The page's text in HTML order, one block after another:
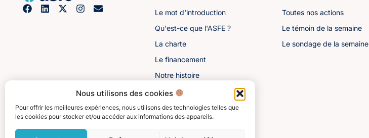
Nous utilisons des cookies
Pour offrir les meilleures expériences, nous utilisons des technologies telles que
les cookies pour stocker et/ou accéder aux informations des appareils.
Le mot d'introduction
Qu'est-ce que l'ASFE ?
La charte
Le financement
Notre histoire
Les sénateurs
Toutes nos actions
Le témoin de la semaine
Le sondage de la semaine